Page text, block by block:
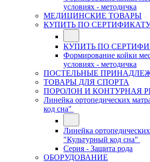
условиях - методичка
МЕДИЦИНСКИЕ ТОВАРЫ
КУПИТЬ ПО
КУПИТЬ ПО
Формирование койки
условиях - методичка
ПОСТЕЛЬНЫЕ
ТОВАРЫ ДЛЯ СПОРТА
ПОРОЛОН И КОНТУРНАЯ
Линейка ортопедических
код сна"
Линейка
"Культурный код сна"
Серия - Защита рода
ОБОРУДОВАНИЕ